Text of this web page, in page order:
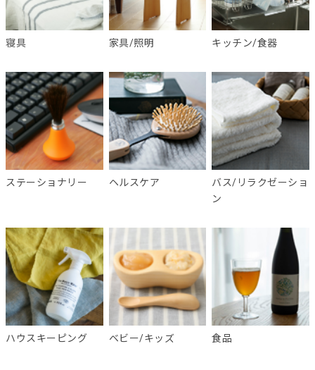
寝具 家具/照明 キッチン/食器
ステーショナリー ヘルスケア
バス/リラクゼーショ
ン
ハウスキーピング ベビー/キッズ 食品